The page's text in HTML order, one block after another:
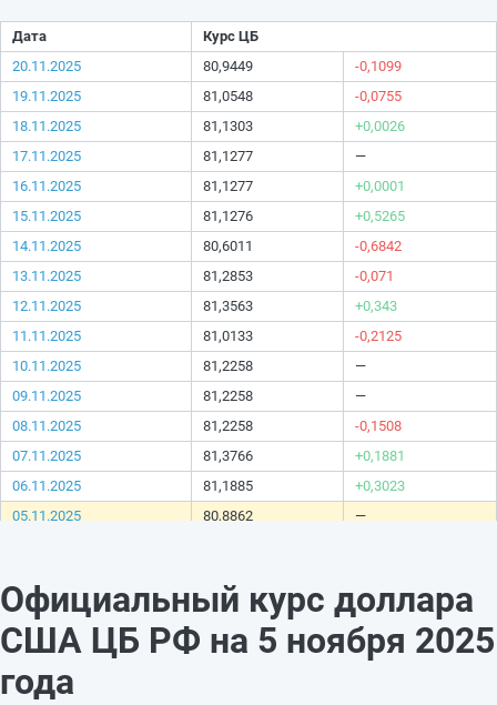
Дата
Курс ЦБ
20.11.2025
80,9449
-0,1099
19.11.2025
81,0548
-0,0755
18.11.2025
81,1303
+0,0026
17.11.2025
81,1277
—
16.11.2025
81,1277
+0,0001
15.11.2025
81,1276
+0,5265
14.11.2025
80,6011
-0,6842
13.11.2025
81,2853
-0,071
12.11.2025
81,3563
+0,343
11.11.2025
81,0133
-0,2125
10.11.2025
81,2258
—
09.11.2025
81,2258
—
08.11.2025
81,2258
-0,1508
07.11.2025
81,3766
+0,1881
06.11.2025
81,1885
+0,3023
05.11.2025
80,8862
—
02.11.2025
80,8862
-0,0895
01.11.2025
80,9757
+0,4719
+1,0323
30.10.2025
Официальный курс доллара
США ЦБ РФ на 5 ноября 2025
года